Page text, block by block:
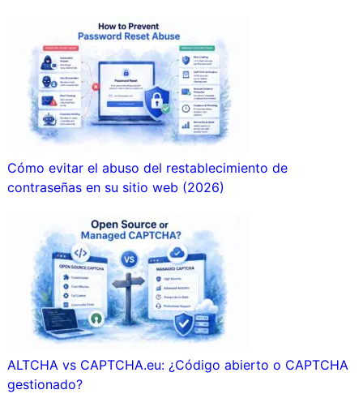
Cómo evitar el abuso del restablecimiento de
contraseñas en su sitio web (2026)
ALTCHA vs CAPTCHA.eu: ¿Código abierto o CAPTCHA
gestionado?